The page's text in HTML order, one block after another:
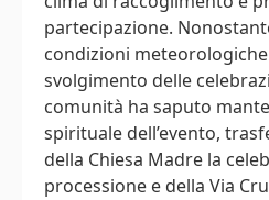
partecipazione.
condizioni
svolgimento delle
comunità ha saputo
spirituale dell’evento,
della Chiesa Madre la
processione e della Via